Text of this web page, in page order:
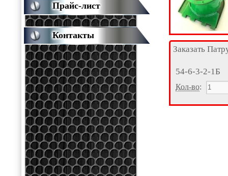
Заказать
54-6-3-2-1Б
Кол-во:
Прайс-лист
Контакты